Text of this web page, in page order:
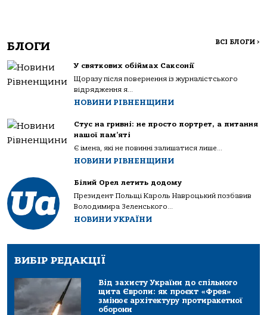
БЛОГИ ВСІ БЛОГИ >
У святкових обіймах Саксонії
Щоразу після повернення із журналістського
відрядження я...
НОВИНИ РІВНЕНЩИНИ
Стус на гривні: не просто портрет, а питання
нашої пам’яті
Є імена, які не повинні залишатися лише...
НОВИНИ РІВНЕНЩИНИ
Білий Орел летить додому
Президент Польщі Кароль Навроцький позбавив
Володимира Зеленського...
НОВИНИ УКРАЇНИ
ВИБІР РЕДАКЦІЇ
Від захисту України до спільного
щита Європи: як проєкт «Фрея»
змінює архітектуру протиракетної
оборони